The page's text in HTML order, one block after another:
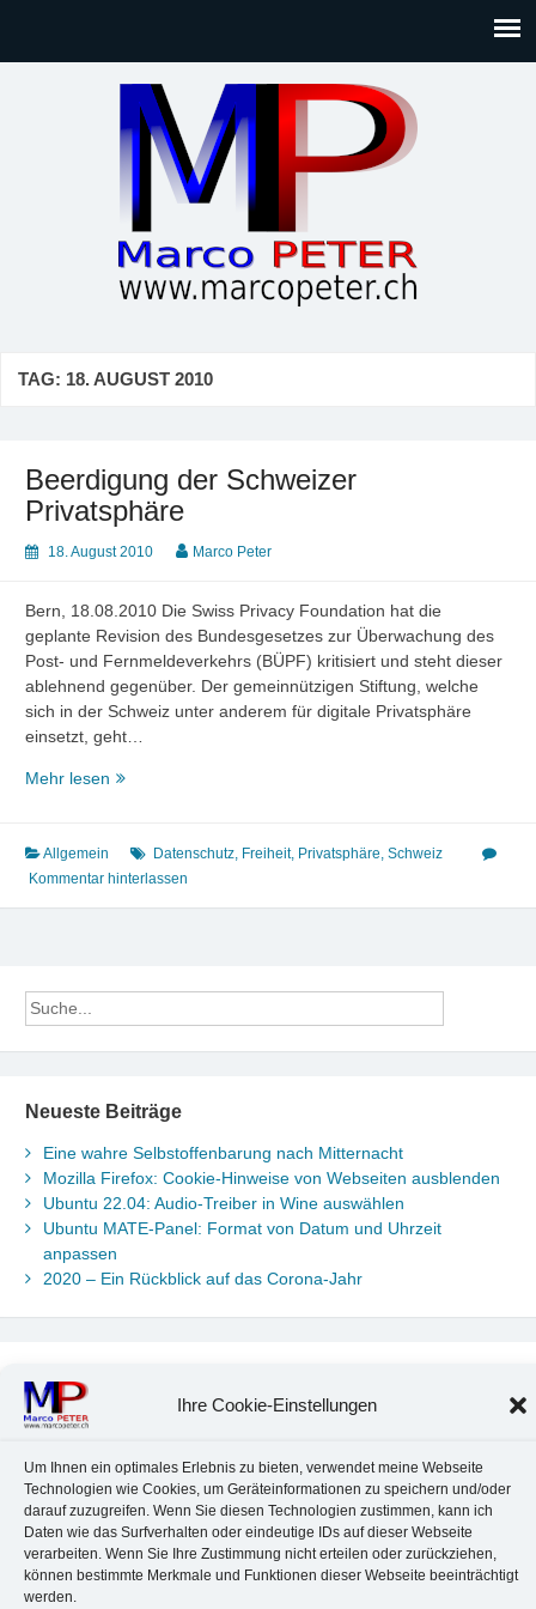
Ihre Cookie-Einstellungen
Um Ihnen ein optimales Erlebnis zu bieten, verwendet meine Webseite
Technologien wie Cookies, um Geräteinformationen zu speichern und/oder
darauf zuzugreifen. Wenn Sie diesen Technologien zustimmen, kann ich
Daten wie das Surfverhalten oder eindeutige IDs auf dieser Webseite
verarbeiten. Wenn Sie Ihre Zustimmung nicht erteilen oder zurückziehen,
können bestimmte Merkmale und Funktionen dieser Webseite beeinträchtigt
werden.
Gesellschaft, Musik, Photographie, Sport und Technik (IT)
TAG: 18. AUGUST 2010
Beerdigung der Schweizer
Privatsphäre
18. August 2010 Marco Peter
Bern, 18.08.2010 Die Swiss Privacy Foundation hat die
geplante Revision des Bundesgesetzes zur Überwachung des
Post- und Fernmeldeverkehrs (BÜPF) kritisiert und steht dieser
ablehnend gegenüber. Der gemeinnützigen Stiftung, welche
sich in der Schweiz unter anderem für digitale Privatsphäre
einsetzt, geht…
Mehr lesen Beerdigung
Privatsphäre
Allgemein Datenschutz, Freiheit, Privatsphäre, Schweiz
Kommentar hinterlassen
Neueste Beiträge
Eine wahre Selbstoffenbarung nach Mitternacht
Mozilla Firefox: Cookie-Hinweise von Webseiten ausblenden
Ubuntu 22.04: Audio-Treiber in Wine auswählen
Ubuntu MATE-Panel: Format von Datum und Uhrzeit
anpassen
2020 – Ein Rückblick auf das Corona-Jahr
Neueste Kommentare
Chr. Kotte
Ubuntu 22.04: Audio-Treiber in Wine auswählen
Uhrzeit anpassen
JohanneszuUbuntu MATE-Panel: Format von Datum und
Uhrzeit anpassen
Brummel Herbolzheim
zu
Musik-Portrait Nr. 1: Les Assoiffés
aus Mittelbergheim
Marco Peter